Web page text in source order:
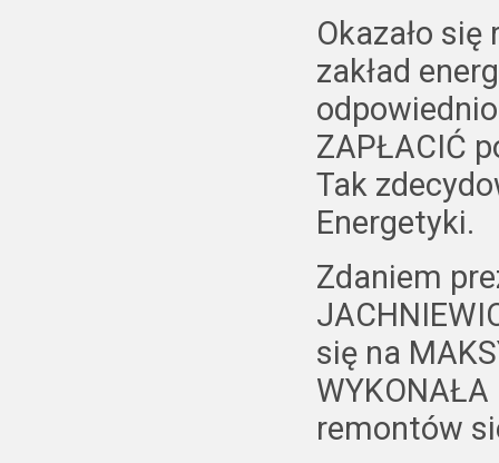
Okazało się
zakład
ZAPŁACIĆ
Tak
Energetyki.
Zdaniem
się na
remontów